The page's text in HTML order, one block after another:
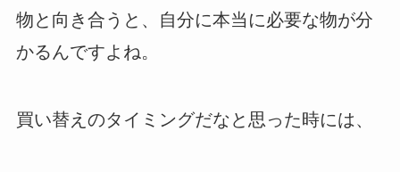
物と向き合うと、自分に本当に必要な物が分
かるんですよね。
買い替えのタイミングだなと思った時には、